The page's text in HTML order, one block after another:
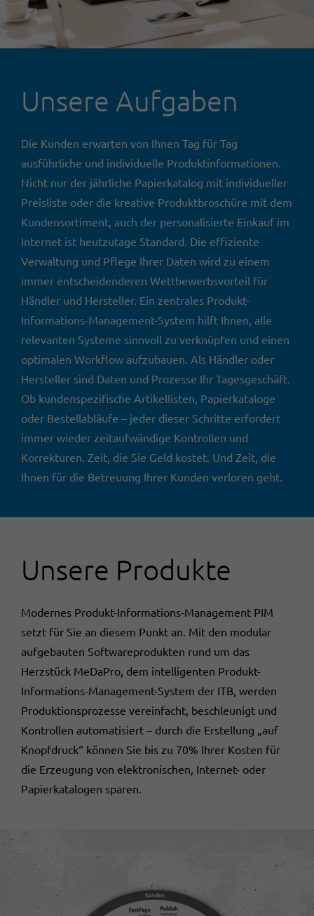
Unsere Aufgaben
Die Kunden erwarten von Ihnen Tag für Tag
ausführliche und individuelle Produktinformationen.
Nicht nur der jährliche Papierkatalog mit individueller
Preisliste oder die kreative Produktbroschüre mit dem
Kundensortiment, auch der personalisierte Einkauf im
Internet ist heutzutage Standard. Die effiziente
Verwaltung und Pflege Ihrer Daten wird zu einem
immer entscheidenderen Wettbewerbsvorteil für
Händler und Hersteller. Ein zentrales Produkt-
Informations-Management-System hilft Ihnen, alle
relevanten Systeme sinnvoll zu verknüpfen und einen
optimalen Workflow aufzubauen. Als Händler oder
Hersteller sind Daten und Prozesse Ihr Tagesgeschäft.
Ob kundenspezifische Artikellisten, Papierkataloge
oder Bestellabläufe – jeder dieser Schritte erfordert
immer wieder zeitaufwändige Kontrollen und
Korrekturen. Zeit, die Sie Geld kostet. Und Zeit, die
Ihnen für die Betreuung Ihrer Kunden verloren geht.
Unsere Produkte
Modernes Produkt-Informations-Management PIM
setzt für Sie an diesem Punkt an. Mit den modular
aufgebauten Softwareprodukten rund um das
Herzstück MeDaPro, dem intelligenten Produkt-
Informations-Management-System der ITB, werden
Produktionsprozesse vereinfacht, beschleunigt und
Kontrollen automatisiert – durch die Erstellung „auf
Knopfdruck“ können Sie bis zu 70% Ihrer Kosten für
die Erzeugung von elektronischen, Internet- oder
Papierkatalogen sparen.